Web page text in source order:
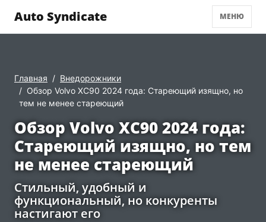
Auto Syndicate МЕНЮ
Главная
Внедорожники
Обзор Volvo XC90 2024 года: Стареющий изящно, но
тем не менее стареющий
Обзор Volvo XC90 2024 года:
Стареющий изящно, но тем
не менее стареющий
Стильный, удобный и
функциональный, но конкуренты
настигают его